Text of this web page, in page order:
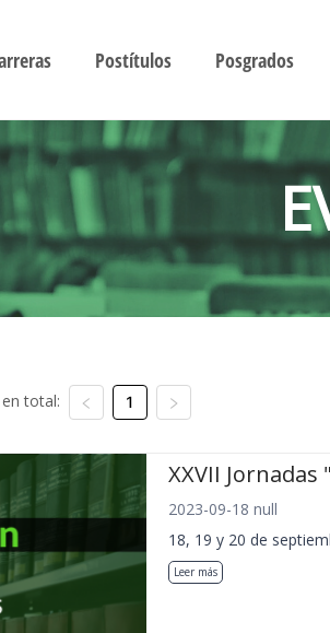
Postítulos Posgrados
total: 1
XXVII
2023-09-18 null
18, 19 y 20 de
Leer más